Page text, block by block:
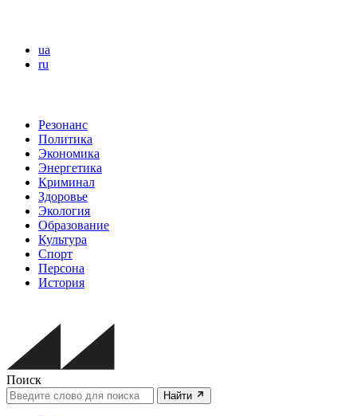
ua
ru
Резонанс
Политика
Экономика
Энергетика
Криминал
Здоровье
Экология
Образование
Культура
Спорт
Персона
История
Поиск
Найти